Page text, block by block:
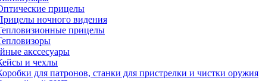
прицелы
ночного видения
прицелы
акссесуары
и чехлы
для патронов, станки для пристрелки и чистки оружия